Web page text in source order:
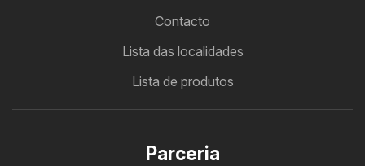
Contacto
Lista das localidades
Lista de produtos
Parceria